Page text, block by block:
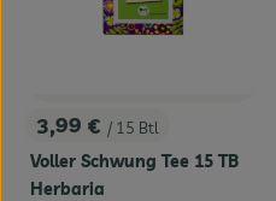
, Preis:
3,99 € / 15 Btl
Voller Schwung Tee 15 TB
Herbaria